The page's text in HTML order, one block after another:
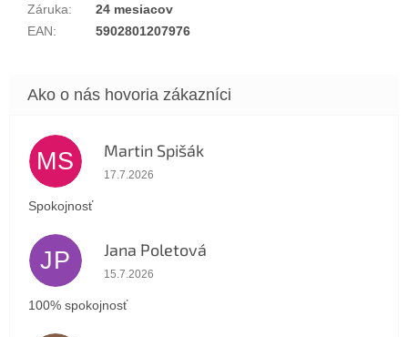
Záruka:
24 mesiacov
EAN: 5902801207976
MS Martin Spišák
Hodnotenie obchodu je 5 z 5 hviezdičiek.
17.7.2026
Spokojnosť
JP Jana Poletová
Hodnotenie obchodu je 5 z 5 hviezdičiek.
15.7.2026
100% spokojnosť